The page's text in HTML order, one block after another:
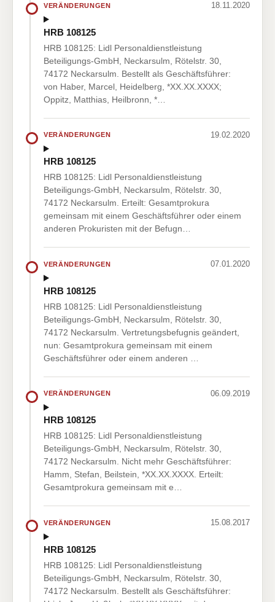
VERÄNDERUNGEN 18.11.2020
HRB 108125
HRB 108125: Lidl Personaldienstleistung
Beteiligungs-GmbH, Neckarsulm, Rötelstr. 30,
74172 Neckarsulm. Bestellt als Geschäftsführer:
von Haber, Marcel, Heidelberg, *XX.XX.XXXX;
Oppitz, Matthias, Heilbronn, *…
VERÄNDERUNGEN 19.02.2020
HRB 108125
HRB 108125: Lidl Personaldienstleistung
Beteiligungs-GmbH, Neckarsulm, Rötelstr. 30,
74172 Neckarsulm. Erteilt: Gesamtprokura
gemeinsam mit einem Geschäftsführer oder einem
anderen Prokuristen mit der Befugn…
VERÄNDERUNGEN 07.01.2020
HRB 108125
HRB 108125: Lidl Personaldienstleistung
Beteiligungs-GmbH, Neckarsulm, Rötelstr. 30,
74172 Neckarsulm. Vertretungsbefugnis geändert,
nun: Gesamtprokura gemeinsam mit einem
Geschäftsführer oder einem anderen …
VERÄNDERUNGEN 06.09.2019
HRB 108125
HRB 108125: Lidl Personaldienstleistung
Beteiligungs-GmbH, Neckarsulm, Rötelstr. 30,
74172 Neckarsulm. Nicht mehr Geschäftsführer:
Hamm, Stefan, Beilstein, *XX.XX.XXXX. Erteilt:
Gesamtprokura gemeinsam mit e…
VERÄNDERUNGEN 15.08.2017
HRB 108125
HRB 108125: Lidl Personaldienstleistung
Beteiligungs-GmbH, Neckarsulm, Rötelstr. 30,
74172 Neckarsulm. Bestellt als Geschäftsführer: